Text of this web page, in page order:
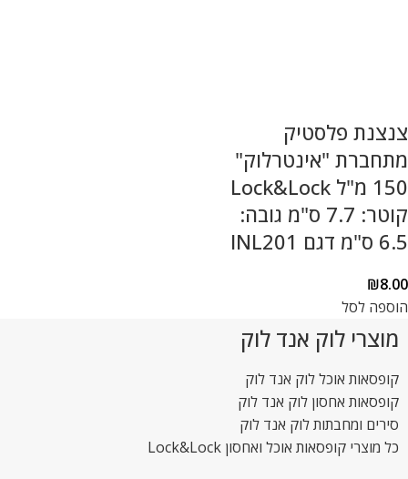
צנצנת פלסטיק
מתחברת "אינטרלוק"
150 מ"ל Lock&Lock
קוטר: 7.7 ס"מ גובה:
6.5 ס"מ דגם INL201
₪8.00
הוספה לסל
מוצרי לוק אנד לוק
קופסאות אוכל לוק אנד לוק
קופסאות אחסון לוק אנד לוק
סירים ומחבתות לוק אנד לוק
כל מוצרי קופסאות אוכל ואחסון Lock&Lock